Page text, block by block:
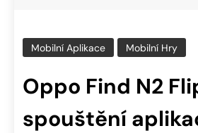
Mobilní Aplikace Mobilní Hry
Oppo Find N2
spouštění